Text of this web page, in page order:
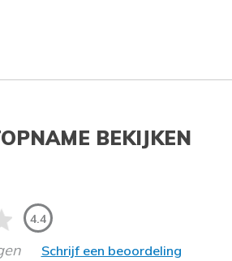
BEKIJKEN
4.4
Schrijf een beoordeling